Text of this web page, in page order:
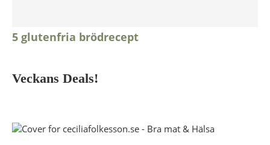
5 glutenfria brödrecept
Veckans Deals!